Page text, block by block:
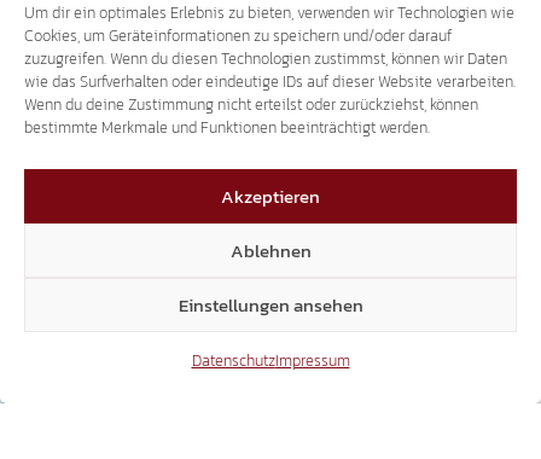
Um dir ein optimales Erlebnis zu bieten, verwenden wir Technologien wie
Cookies, um Geräteinformationen zu speichern und/oder darauf
zuzugreifen. Wenn du diesen Technologien zustimmst, können wir Daten
wie das Surfverhalten oder eindeutige IDs auf dieser Website verarbeiten.
Wenn du deine Zustimmung nicht erteilst oder zurückziehst, können
bestimmte Merkmale und Funktionen beeinträchtigt werden.
Akzeptieren
Ablehnen
Einstellungen ansehen
DatenschutzImpressum
NORBERT LANG
START TEAM NORBERT LANG